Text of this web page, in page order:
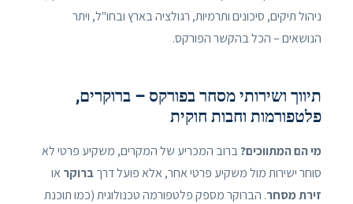
ניהול תיקים, סיכונים ותרמיות, רגולציה בארץ ובחו"ל, ויתר
הנושאים – הכל בהקשר הפורקס.
תיווך ושירותי מסחר בפורקס – ברוקרים,
פלטפורמות וחבות חוקית
מי הם המתווכים?ברוב המכריע של המקרים, משקיע פרטי לא
סוחר ישירות מול משקיע פרטי אחר, אלא פועל דרךברוקר או
זירת מסחר. הברוקר מספק פלטפורמה טכנולוגית (כמו תוכנת